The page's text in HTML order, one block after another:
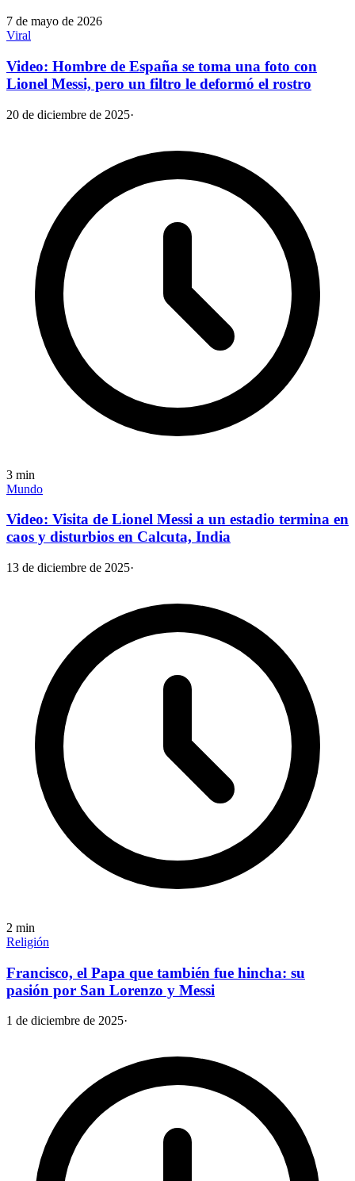
7 de mayo de 2026
Viral
Video: Hombre de España se toma una foto con
Lionel Messi, pero un filtro le deformó el rostro
20 de diciembre de 2025·
3 min
Mundo
Video: Visita de Lionel Messi a un estadio termina en
caos y disturbios en Calcuta, India
13 de diciembre de 2025·
2 min
Religión
Francisco, el Papa que también fue hincha: su
pasión por San Lorenzo y Messi
1 de diciembre de 2025·